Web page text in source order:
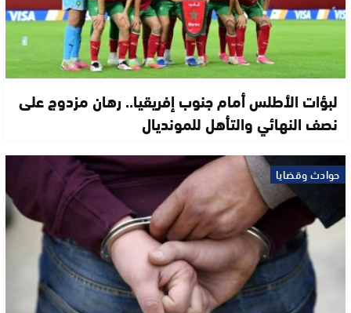
لبؤات الأطلس أمام جنوب إفريقيا.. رهان مزدوج على
نصف النهائي والتأهل للمونديال
حوادث وقضايا